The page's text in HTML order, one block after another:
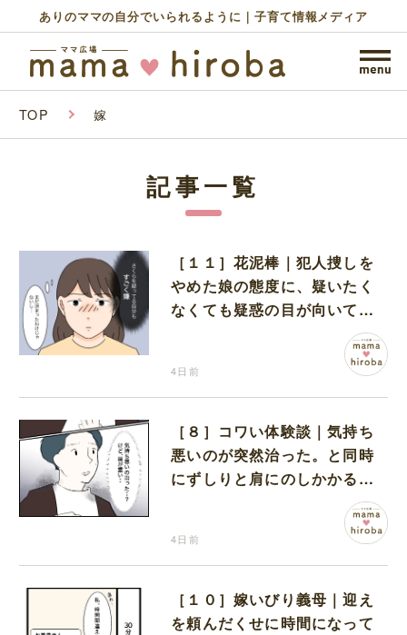
ありのママの自分でいられるように｜子育て情報メディア
TOP 嫁
記事一覧
［１１］花泥棒｜犯人捜しを
やめた娘の態度に、疑いたく
なくても疑惑の目が向いてし
4日前
［８］コワい体験談｜気持ち
悪いのが突然治った。と同時
にずしりと肩にのしかかる重
4日前
［１０］嫁いびり義母｜迎え
を頼んだくせに時間になって